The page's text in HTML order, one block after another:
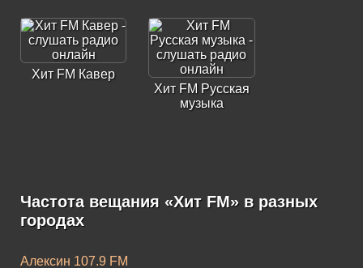
Хит FM Кавер
Хит FM Русская
музыка
Хит FM Хит 2010-
х
Частота вещания «Хит FM» в разных
городах
Алексин 107.9 FM